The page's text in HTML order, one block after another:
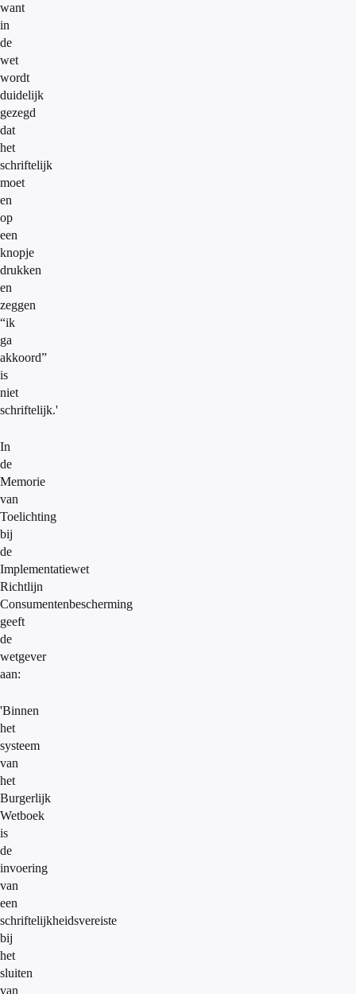
want
in
de
wet
wordt
duidelijk
gezegd
dat
het
schriftelijk
moet
en
op
een
knopje
drukken
en
zeggen
“ik
ga
akkoord”
is
niet
schriftelijk.'
In
de
Memorie
van
Toelichting
bij
de
Implementatiewet
Richtlijn
Consumentenbescherming
geeft
de
wetgever
aan:
'Binnen
het
systeem
van
het
Burgerlijk
Wetboek
is
de
invoering
van
een
schriftelijkheidsvereiste
bij
het
sluiten
van